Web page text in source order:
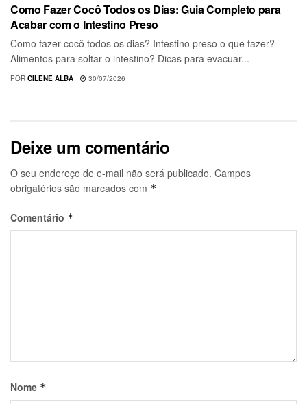
Como Fazer Cocô Todos os Dias: Guia Completo para
Acabar com o Intestino Preso
Como fazer cocô todos os dias? Intestino preso o que fazer?
Alimentos para soltar o intestino? Dicas para evacuar...
POR CILENE ALBA 30/07/2026
Deixe um comentário
O seu endereço de e-mail não será publicado. Campos
obrigatórios são marcados com *
Comentário *
Nome *